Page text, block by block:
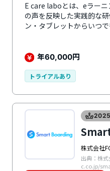
E care laboとは、eラー
の声を反映した実践的な
ン・タブレットからいつ
のマイクロラーニング動
間を活用できます。介護
たコンテンツに加え、新
書出力が可能な「eラーニ
の規模やITリテラシーに
年60,000円
トライアルあり
2025
株式会社
出典：株
c.co.jp/